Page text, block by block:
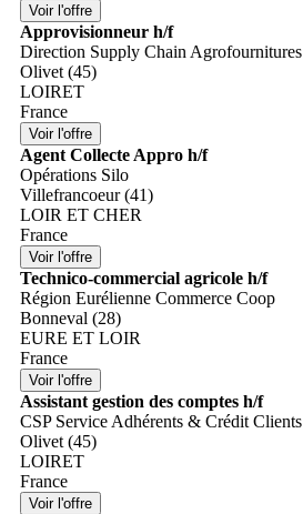
Approvisionneur h/f
Direction Supply Chain Agrofournitures
Olivet (45)
LOIRET
France
Agent Collecte Appro h/f
Opérations Silo
Villefrancoeur (41)
LOIR ET CHER
France
Technico-commercial agricole h/f
Région Eurélienne Commerce Coop
Bonneval (28)
EURE ET LOIR
France
Assistant gestion des comptes h/f
CSP Service Adhérents & Crédit Clients
Olivet (45)
LOIRET
France